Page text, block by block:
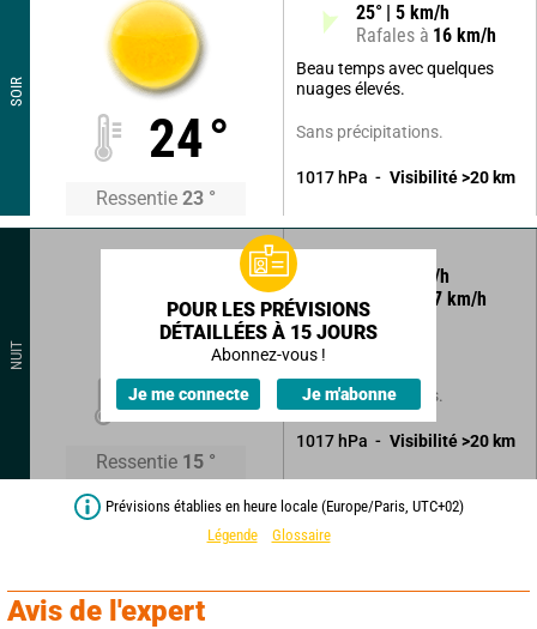
SOIR
24°
Ressentie 23 °
25° 5 km/h
Rafales à 16 km/h
Beau temps avec quelques
nuages élevés.
Sans précipitations.
1017 hPa Visibilité >20 km
NUIT
15°
Ressentie 15 °
km/h
Rafales à
7 km/h
Ciel se voilant
progressivement.
Sans précipitations.
1017 hPa Visibilité >20 km
POUR LES PRÉVISIONS
DÉTAILLÉES À 15 JOURS
Abonnez-vous !
Je me connecte Je m'abonne
Prévisions établies en heure locale (Europe/Paris, UTC+02)
Légende
Glossaire
Avis de l'expert